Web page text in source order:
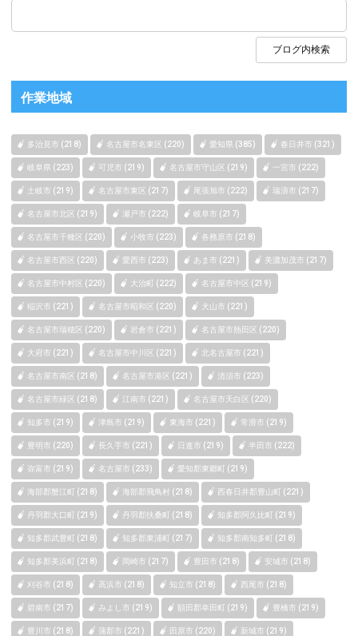
作業地域
多治見市 (218) 名古屋市名東区 (220) 愛知県 (385) 春日井市 (321)
岐阜県 (223) 可児市 (219) 名古屋市守山区 (219) 一宮市 (222)
土岐市 (219) 名古屋市東区 (217) 尾張旭市 (222) 瑞浪市 (217)
名古屋市北区 (219) 瀬戸市 (222) 岐阜市 (217)
名古屋市千種区 (220) 小牧市 (223) 各務原市 (218)
名古屋市西区 (220) 愛西市 (223) あま市 (221) 美濃加茂市 (217)
名古屋市中村区 (220) 大治町 (222) 名古屋市中区 (219)
稲沢市 (221) 名古屋市昭和区 (220) 犬山市 (221)
名古屋市瑞穂区 (220) 岩倉市 (221) 名古屋市熱田区 (220)
大府市 (221) 名古屋市中川区 (221) 北名古屋市 (221)
名古屋市南区 (218) 名古屋市港区 (221) 清須市 (223)
名古屋市緑区 (218) 江南市 (221) 名古屋市天白区 (220)
知多市 (219) 津島市 (219) 東海市 (221) 常滑市 (219)
豊明市 (220) 長久手市 (221) 日進市 (219) 半田市 (222)
弥富市 (219) 名古屋市 (233) 愛知郡東郷町 (219)
海部郡蟹江町 (218) 海部郡飛鳥村 (218) 西春日井郡豊山町 (221)
丹羽郡大口町 (219) 丹羽郡扶桑町 (218) 知多郡阿久比町 (219)
知多郡武豊町 (218) 知多郡東浦町 (217) 知多郡南知多町 (218)
知多郡美浜町 (218) 岡崎市 (217) 豊田市 (218) 安城市 (218)
刈谷市 (218) 高浜市 (218) 知立市 (218) 西尾市 (218)
碧南市 (217) みよし市 (219) 額田郡幸田町 (219) 豊橋市 (219)
豊川市 (218) 蒲郡市 (221) 田原市 (220) 新城市 (219)